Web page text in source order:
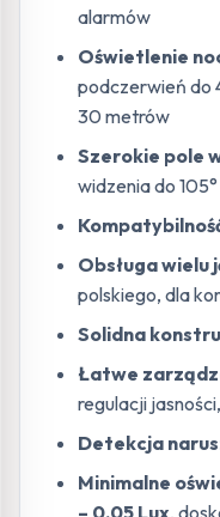
alarmów
Oświetlenie
podczerwień do
30 metrów
Szerokie pole
widzenia do 105°
Obsługa
polskiego, dla
Solidna
Łatwe
regulacji
Detekcja
Minimalne
– 0,05 Lux,